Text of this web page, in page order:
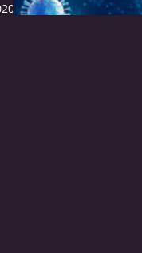
1/navrat.pdf